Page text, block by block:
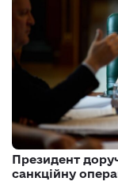
Президент
санкційну